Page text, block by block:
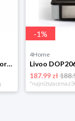
Clatronic VL 3601 wentylator stołowy 23 cm, biały
-1%
4Home
Livoo
187.99 zł
*najniższa cena z